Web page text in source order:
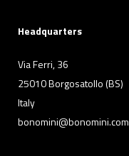
Headquarters
Via Ferri, 36
25010 Borgosatollo (BS)
Italy
bonomini@bonomini.com